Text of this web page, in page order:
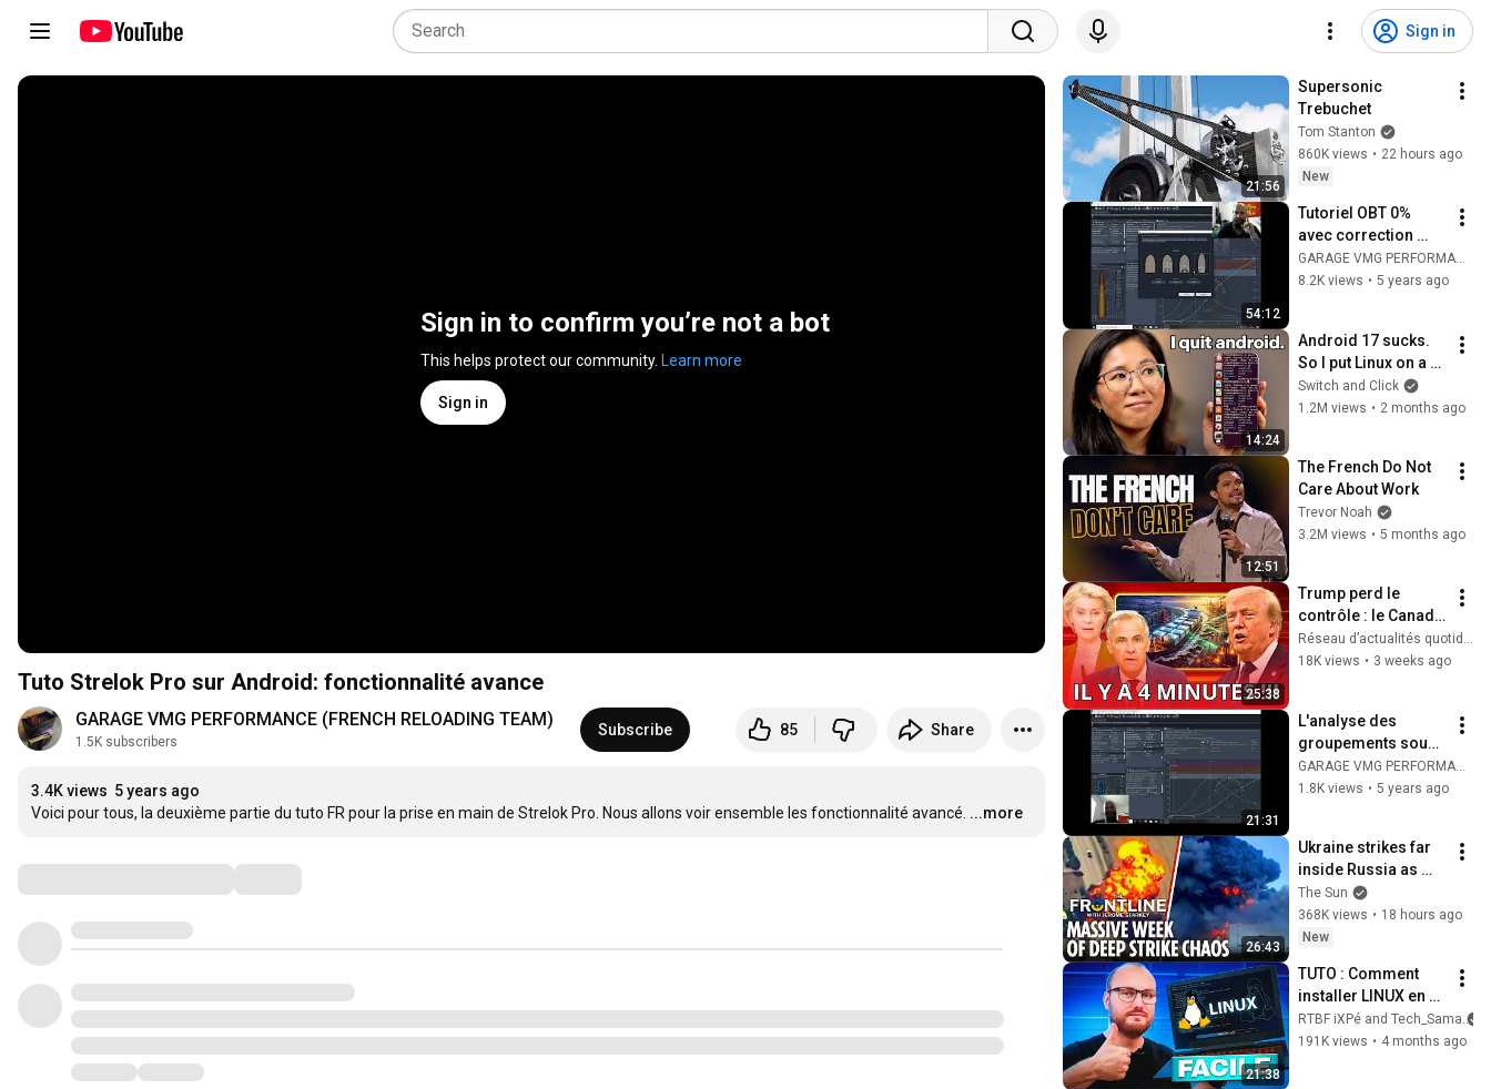
Sign in
Sign in to confirm you’re not a bot
This helps protect our community. Learn more
Sign in
Tuto Strelok Pro sur Android: fonctionnalité avance
GARAGE VMG PERFORMANCE (FRENCH RELOADING TEAM)
1.5K subscribers
Subscribe 85 Share
3.4K views 5 years ago
Voici pour tous, la deuxième partie du tuto FR pour la prise en main de Strelok Pro. Nous allons voir ensemble les fonctionnalité avancé. ...more
21:56
Supersonic
Trebuchet
Tom Stanton
860K views • 22 hours ago
New
54:12
Tutoriel OBT 0%
avec correction
vitesse
GARAGE VMG PERFORMANCE (FRENCH RELOADING TEAM)
8.2K views • 5 years ago
14:24
Android 17 sucks.
So I put Linux on a
phone.
Switch and Click
1.2M views • 2 months ago
12:51
The French Do Not
Care About Work
Trevor Noah
3.2M views • 5 months ago
25:38
Trump perd le
contrôle : le Canada
envoie de
l’aluminium vers
Réseau d’actualités quotidiennes
18K views • 3 weeks ago
21:31
L'analyse des
groupements sous
GRT
GARAGE VMG PERFORMANCE (FRENCH RELOADING TEAM)
1.8K views • 5 years ago
26:43
Ukraine strikes far
inside Russia as
Putin general
assassinated & US
warns Europe
The Sun
368K views • 18 hours ago
New
21:38
TUTO : Comment
installer LINUX en
2026 ?
RTBF iXPé and Tech_Sama
191K views • 4 months ago